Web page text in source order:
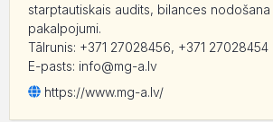
starptautiskais audits, bilances
pakalpojumi.
Tālrunis: +371 27028456, +371 27028454
E-pasts: info@mg-a.lv
https://www.mg-a.lv/